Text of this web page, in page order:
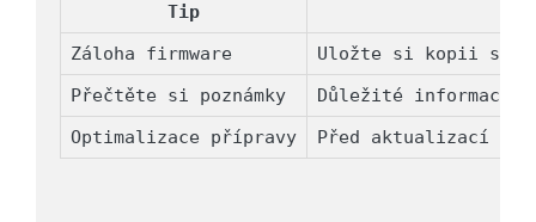
Tip
Záloha firmware
Uložte si kopii
Přečtěte si poznámky
Důležité informace
Optimalizace přípravy
Před aktualizací si